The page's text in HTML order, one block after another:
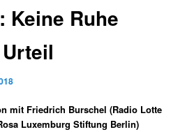
Keine Ruhe
mit Friedrich Burschel (Radio Lotte
Luxemburg Stiftung Berlin)